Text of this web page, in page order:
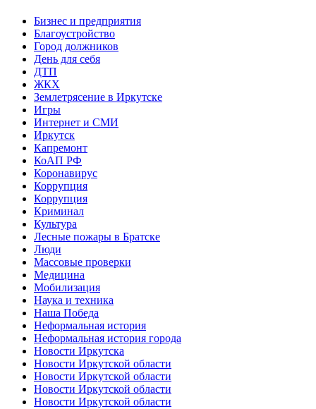
Бизнес и предприятия
Благоустройство
Город должников
День для себя
ДТП
ЖКХ
Землетрясение в Иркутске
Игры
Интернет и СМИ
Иркутск
Капремонт
КоАП РФ
Коронавирус
Коррупция
Коррупция
Криминал
Культура
Лесные пожары в Братске
Люди
Массовые проверки
Медицина
Мобилизация
Наука и техника
Наша Победа
Неформальная история
Неформальная история города
Новости Иркутска
Новости Иркутской области
Новости Иркутской области
Новости Иркутской области
Новости Иркутской области